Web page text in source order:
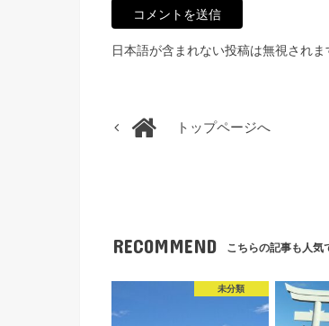
日本語が含まれない投稿は無視され
トップページへ
RECOMMEND こちらの記事も人気
未分類